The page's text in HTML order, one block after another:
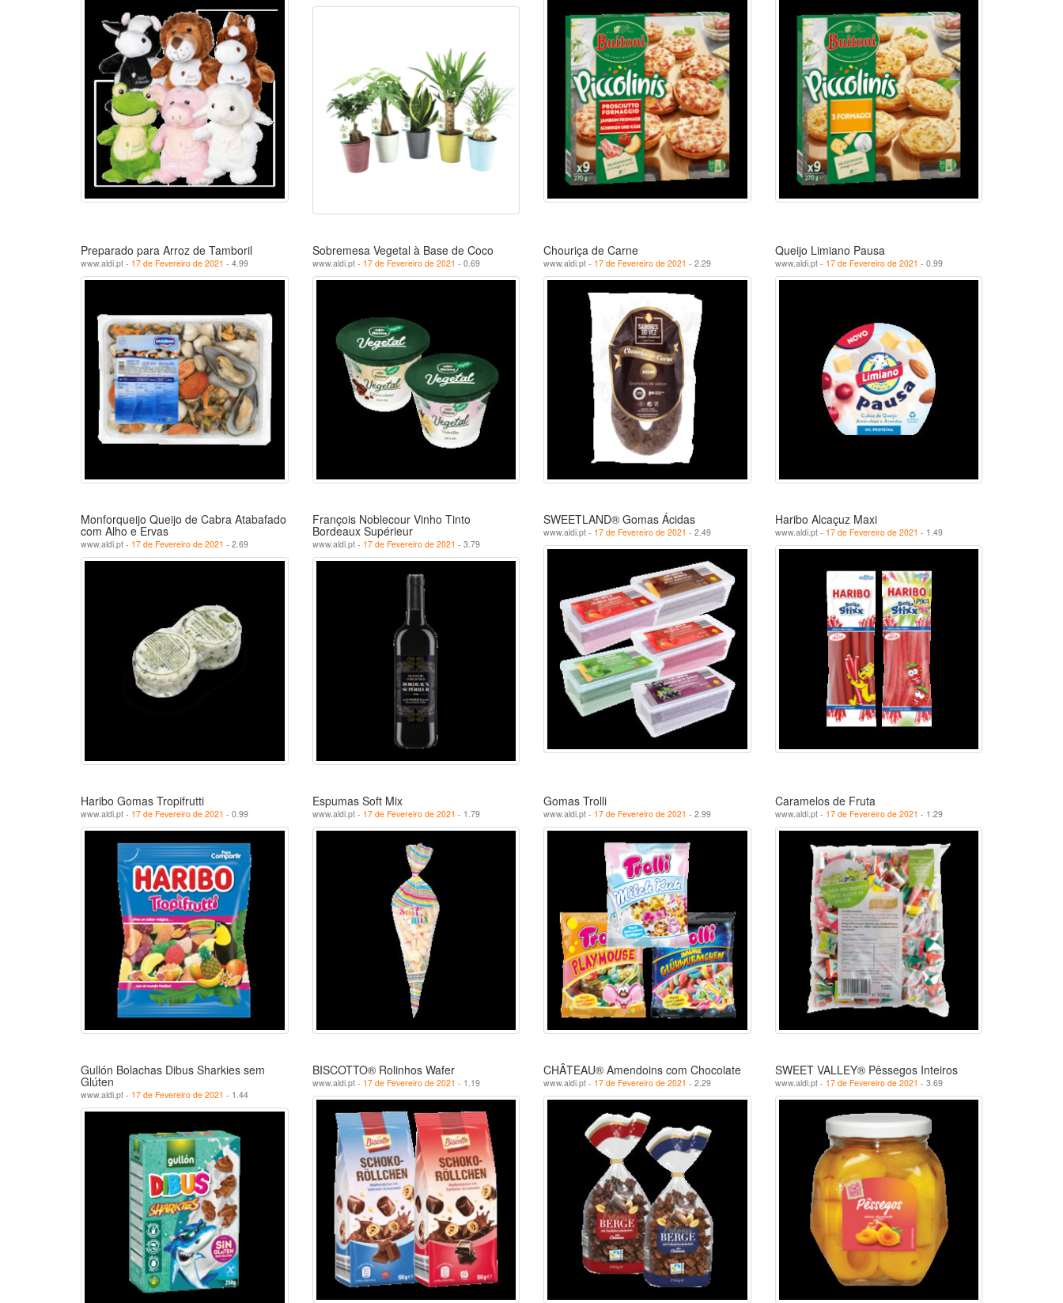
Preparado para Arroz de Tamboril
www.aldi.pt - 17 de Fevereiro de 2021 - 4.99
Sobremesa Vegetal à Base de Coco
www.aldi.pt - 17 de Fevereiro de 2021 - 0.69
Chouriça de Carne
www.aldi.pt - 17 de Fevereiro de 2021 - 2.29
Queijo Limiano Pausa
www.aldi.pt - 17 de Fevereiro de 2021 - 0.99
Monforqueijo Queijo de Cabra Atabafado
com Alho e Ervas
www.aldi.pt - 17 de Fevereiro de 2021 - 2.69
François Noblecour Vinho Tinto
Bordeaux Supérieur
www.aldi.pt - 17 de Fevereiro de 2021 - 3.79
SWEETLAND® Gomas Ácidas
www.aldi.pt - 17 de Fevereiro de 2021 - 2.49
Haribo Alcaçuz Maxi
www.aldi.pt - 17 de Fevereiro de 2021 - 1.49
Haribo Gomas Tropifrutti
www.aldi.pt - 17 de Fevereiro de 2021 - 0.99
Espumas Soft Mix
www.aldi.pt - 17 de Fevereiro de 2021 - 1.79
Gomas Trolli
www.aldi.pt - 17 de Fevereiro de 2021 - 2.99
Caramelos de Fruta
www.aldi.pt - 17 de Fevereiro de 2021 - 1.29
Gullón Bolachas Dibus Sharkies sem
Glúten
www.aldi.pt - 17 de Fevereiro de 2021 - 1.44
BISCOTTO® Rolinhos Wafer
www.aldi.pt - 17 de Fevereiro de 2021 - 1.19
CHÂTEAU® Amendoins com Chocolate
www.aldi.pt - 17 de Fevereiro de 2021 - 2.29
SWEET VALLEY® Pêssegos Inteiros
www.aldi.pt - 17 de Fevereiro de 2021 - 3.69